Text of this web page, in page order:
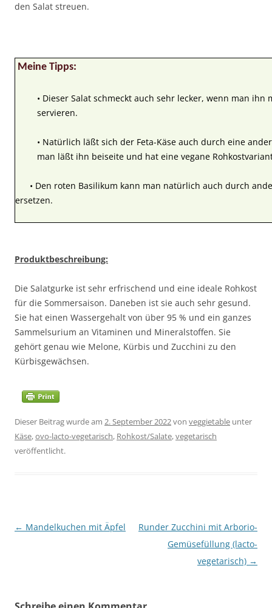
den Salat streuen.
Meine Tipps:
• Dieser Salat schmeckt auch sehr lecker, wenn man
servieren.
• Natürlich läßt sich der Feta-Käse auch durch eine
man läßt ihn beiseite und hat eine vegane
• Den roten Basilikum kann man natürlich auch durch
ersetzen.
Produktbeschreibung:
Die Salatgurke ist sehr erfrischend und eine ideale Rohkost
für die Sommersaison. Daneben ist sie auch sehr gesund.
Sie hat einen Wassergehalt von über 95 % und ein ganzes
Sammelsurium an Vitaminen und Mineralstoffen. Sie
gehört genau wie Melone, Kürbis und Zucchini zu den
Kürbisgewächsen.
Dieser Beitrag wurde am 2. September 2022von veggietable unter
Käse,ovo-lacto-vegetarisch, Rohkost/Salate,vegetarisch
veröffentlicht.
Beitragsnavigation
← Mandelkuchen mit Äpfel
Runder Zucchini mit Arborio-
Gemüsefüllung (lacto-
vegetarisch) →